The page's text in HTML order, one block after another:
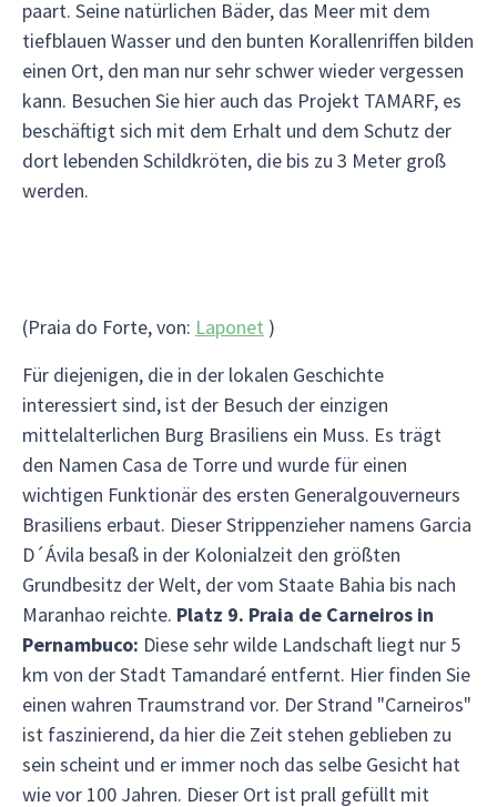
paart. Seine natürlichen Bäder, das Meer mit dem
tiefblauen Wasser und den bunten Korallenriffen bilden
einen Ort, den man nur sehr schwer wieder vergessen
kann. Besuchen Sie hier auch das Projekt TAMARF, es
beschäftigt sich mit dem Erhalt und dem Schutz der
dort lebenden Schildkröten, die bis zu 3 Meter groß
werden.
(Praia do Forte, von: Laponet )
Für diejenigen, die in der lokalen Geschichte
interessiert sind, ist der Besuch der einzigen
mittelalterlichen Burg Brasiliens ein Muss. Es trägt
den Namen Casa de Torre und wurde für einen
wichtigen Funktionär des ersten Generalgouverneurs
Brasiliens erbaut. Dieser Strippenzieher namens Garcia
D´Ávila besaß in der Kolonialzeit den größten
Grundbesitz der Welt, der vom Staate Bahia bis nach
Maranhao reichte. Platz 9. Praia de Carneiros in
Pernambuco: Diese sehr wilde Landschaft liegt nur 5
km von der Stadt Tamandaré entfernt. Hier finden Sie
einen wahren Traumstrand vor. Der Strand "Carneiros"
ist faszinierend, da hier die Zeit stehen geblieben zu
sein scheint und er immer noch das selbe Gesicht hat
wie vor 100 Jahren. Dieser Ort ist prall gefüllt mit